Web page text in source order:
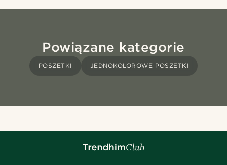
Powiązane kategorie
POSZETKI JEDNOKOLOROWE POSZETKI